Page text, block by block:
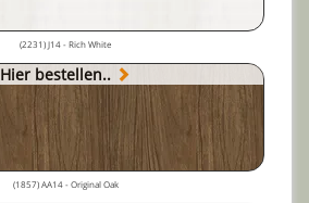
(2231) J14 - Rich White
Hier bestellen..
(1857) AA14 - Original Oak